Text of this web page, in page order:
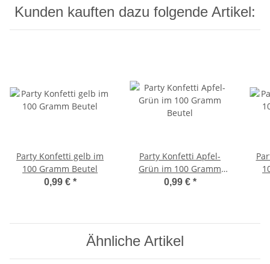
Kunden kauften dazu folgende Artikel:
Party Konfetti gelb im
100 Gramm Beutel
0,99 € *
Party Konfetti Apfel-
Grün im 100 Gramm
Beutel
0,99 € *
Ähnliche Artikel